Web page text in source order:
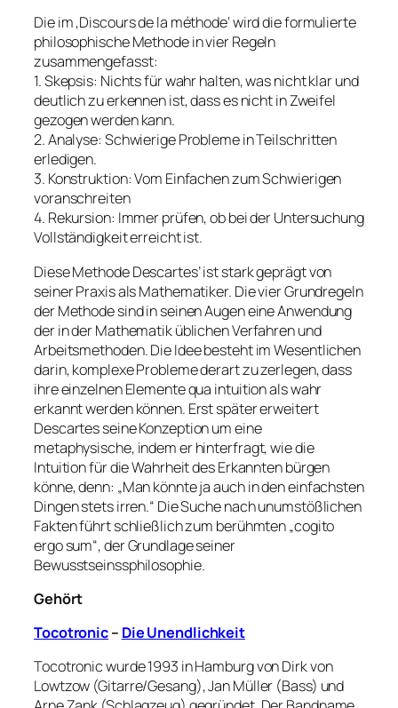
Die im ‚Discours de la méthode‘ wird die formulierte
philosophische Methode in vier Regeln
zusammengefasst:
1. Skepsis: Nichts für wahr halten, was nicht klar und
deutlich zu erkennen ist, dass es nicht in Zweifel
gezogen werden kann.
2. Analyse: Schwierige Probleme in Teilschritten
erledigen.
3. Konstruktion: Vom Einfachen zum Schwierigen
voranschreiten
4. Rekursion: Immer prüfen, ob bei der Untersuchung
Vollständigkeit erreicht ist.
Diese Methode Descartes’ ist stark geprägt von
seiner Praxis als Mathematiker. Die vier Grundregeln
der Methode sind in seinen Augen eine Anwendung
der in der Mathematik üblichen Verfahren und
Arbeitsmethoden. Die Idee besteht im Wesentlichen
darin, komplexe Probleme derart zu zerlegen, dass
ihre einzelnen Elemente qua intuition als wahr
erkannt werden können. Erst später erweitert
Descartes seine Konzeption um eine
metaphysische, indem er hinterfragt, wie die
Intuition für die Wahrheit des Erkannten bürgen
könne, denn: „Man könnte ja auch in den einfachsten
Dingen stets irren.“ Die Suche nach unumstößlichen
Fakten führt schließlich zum berühmten „cogito
ergo sum“, der Grundlage seiner
Bewusstseinssphilosophie.
Gehört
Tocotronic– Die Unendlichkeit
Tocotronic wurde 1993 in Hamburg von Dirk von
Lowtzow (Gitarre/Gesang), Jan Müller (Bass) und